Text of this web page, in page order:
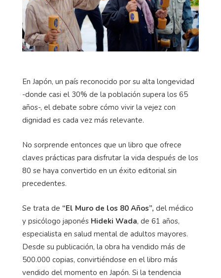
En Japón, un país reconocido por su alta longevidad
-donde casi el 30% de la población supera los 65
años-, el debate sobre cómo vivir la vejez con
dignidad es cada vez más relevante.
No sorprende entonces que un libro que ofrece
claves prácticas para disfrutar la vida después de los
80 se haya convertido en un éxito editorial sin
precedentes.
Se trata de “El Muro de los 80 Años”, del médico
y psicólogo japonés Hideki Wada, de 61 años,
especialista en salud mental de adultos mayores.
Desde su publicación, la obra ha vendido más de
500.000 copias, convirtiéndose en el libro más
vendido del momento en Japón. Si la tendencia